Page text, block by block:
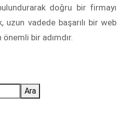
doğru bir firmayı
uzun vadede başarılı bir web
bir adımdır.
Ara